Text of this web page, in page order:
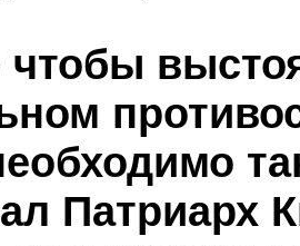
чтобы
Патриарх